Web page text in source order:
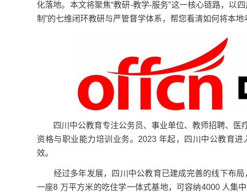
化落地。本文将聚焦“教研-教学-服务”这一核心链路，以
制”的七维闭环教研与严管督学体系，帮您看清如何将本地
四川中公教育专注公务员、事业单位、教师招聘、医
资格与职业能力培训业务。2023 年起，四川中公教育
效。
经过多年发展，四川中公教育已建成完善的线下布局
一座8 万平方米的吃住学一体式基地，可容纳4000 人集